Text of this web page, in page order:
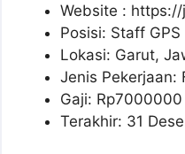
Website :
Posisi: Staff GPS
Lokasi: Garut,
Jenis Pekerjaan:
Gaji: Rp7000000
Terakhir: 31